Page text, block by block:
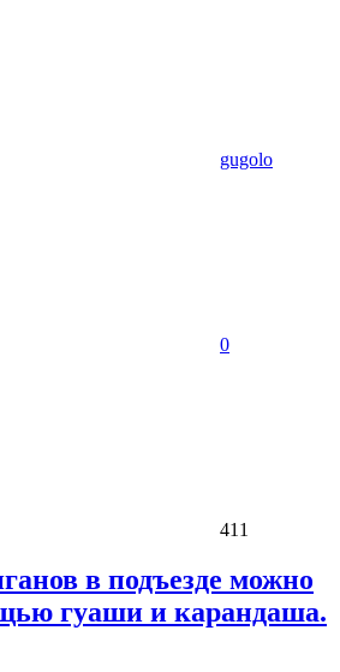
gugolo
0
411
в подъезде можно
гуаши и карандаша.